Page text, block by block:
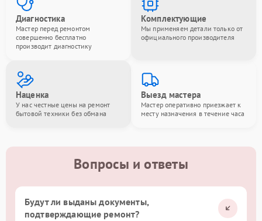
Диагностика
Мастер перед ремонтом
совершенно бесплатно
производит диагностику
Комплектующие
Мы применяем детали только от
официального производителя
Наценка
У нас честные цены на ремонт
бытовой техники без обмана
Выезд мастера
Мастер оперативно приезжает к
месту назначения в течение часа
Вопросы и ответы
Будут ли выданы документы,
подтверждающие ремонт?